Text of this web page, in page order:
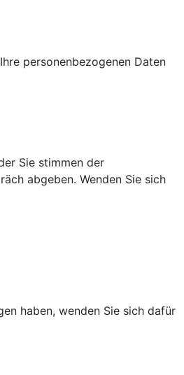
personenbezogenen Daten
Sie stimmen der
abgeben. Wenden Sie sich
haben, wenden Sie sich dafür